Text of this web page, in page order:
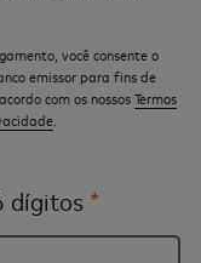
você consente o
emissor para fins de
com os nossosTermos
dígitos *